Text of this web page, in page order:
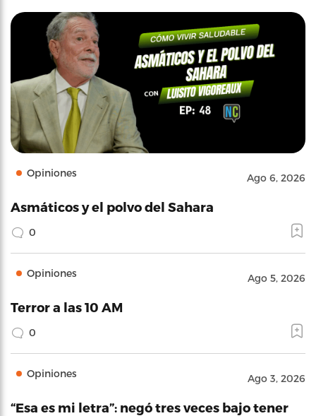
Opiniones Ago 6, 2026
Asmáticos y el polvo del Sahara
0
Opiniones Ago 5, 2026
Terror a las 10 AM
0
Opiniones Ago 3, 2026
“Esa es mi letra”: negó tres veces bajo tener